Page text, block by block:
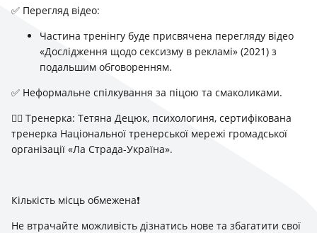
✅ Перегляд відео:
Частина тренінгу буде присвячена перегляду відео
«Дослідження щодо сексизму в рекламі» (2021) з
подальшим обговоренням.
✅ Неформальне спілкування за піцою та смаколиками.
🧖‍♀️ Тренерка: Тетяна Децюк, психологиня, сертифікована
тренерка Національної тренерської мережі громадської
організації «Ла Страда-Україна».
Кількість місць обмежена❗
Не втрачайте можливість дізнатись нове та збагатити свої